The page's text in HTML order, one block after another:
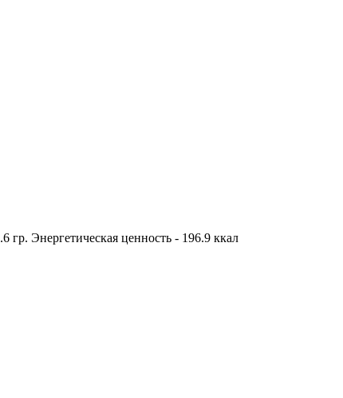
гр. Энергетическая ценность - 196.9 ккал